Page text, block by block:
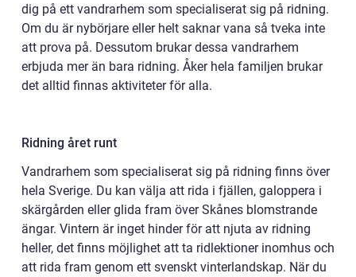
dig på ett vandrarhem som specialiserat sig på ridning.
Om du är nybörjare eller helt saknar vana så tveka inte
att prova på. Dessutom brukar dessa vandrarhem
erbjuda mer än bara ridning. Åker hela familjen brukar
det alltid finnas aktiviteter för alla.
Ridning året runt
Vandrarhem som specialiserat sig på ridning finns över
hela Sverige. Du kan välja att rida i fjällen, galoppera i
skärgården eller glida fram över Skånes blomstrande
ängar. Vintern är inget hinder för att njuta av ridning
heller, det finns möjlighet att ta ridlektioner inomhus och
att rida fram genom ett svenskt vinterlandskap. När du